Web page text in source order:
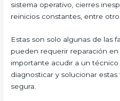
sistema operativo, cierres
reinicios constantes, entre
Estas son solo algunas de las
pueden requerir reparación
importante acudir a un técnico
diagnosticar y solucionar
segura.